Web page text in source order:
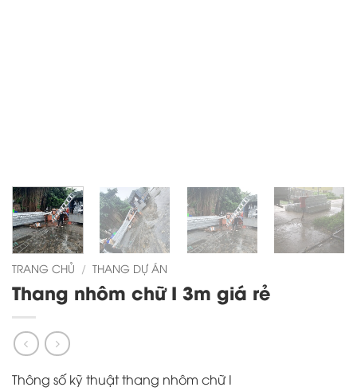
TRANG CHỦ / THANG DỰ ÁN
Thang nhôm chữ I 3m giá rẻ
Thông số kỹ thuật thang nhôm chữ I